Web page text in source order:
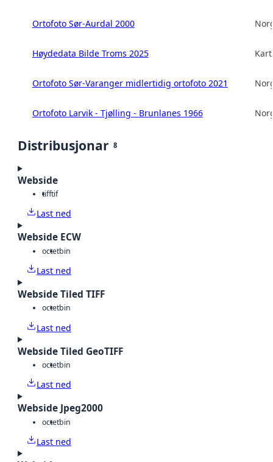
Ortofoto Sør-Aurdal 2000
Høydedata Bilde Troms 2025
Ortofoto Sør-Varanger midlertidig ortofoto 2021
Ortofoto Larvik - Tjølling - Brunlanes 1966
Distribusjonar 8
Webside
tifftif
Last ned
Webside ECW
octetbin
Last ned
Webside Tiled TIFF
octetbin
Last ned
Webside Tiled GeoTIFF
octetbin
Last ned
Webside Jpeg2000
octetbin
Last ned